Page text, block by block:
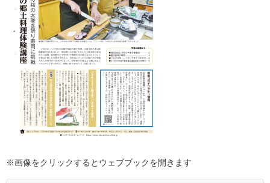
※画像をクリックするとウェブブックを開きます